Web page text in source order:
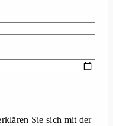
Sie sich mit der